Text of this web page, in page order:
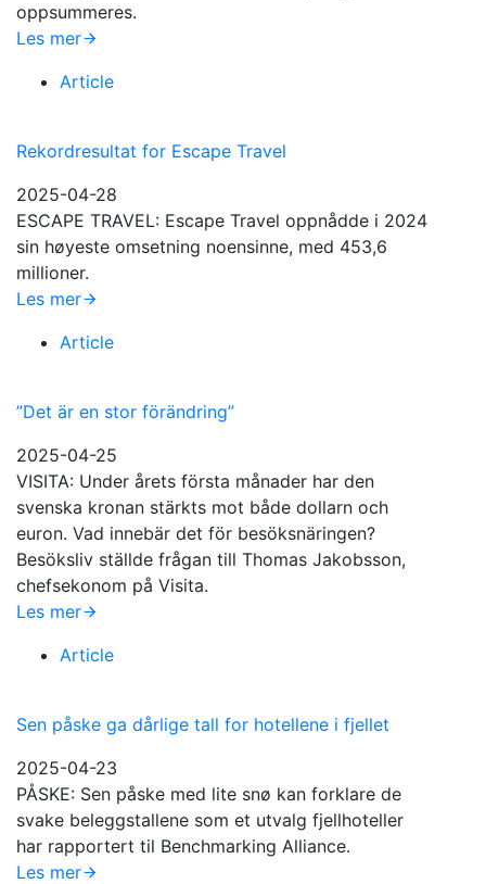
oppsummeres.
Les mer
Article
Rekordresultat for Escape Travel
2025-04-28
ESCAPE TRAVEL: Escape Travel oppnådde i 2024
sin høyeste omsetning noensinne, med 453,6
millioner.
Les mer
Article
”Det är en stor förändring”
2025-04-25
VISITA: Under årets första månader har den
svenska kronan stärkts mot både dollarn och
euron. Vad innebär det för besöksnäringen?
Besöksliv ställde frågan till Thomas Jakobsson,
chefsekonom på Visita.
Les mer
Article
Sen påske ga dårlige tall for hotellene i fjellet
2025-04-23
PÅSKE: Sen påske med lite snø kan forklare de
svake beleggstallene som et utvalg fjellhoteller
har rapportert til Benchmarking Alliance.
Les mer